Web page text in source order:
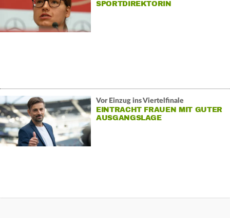
SPORTDIREKTORIN
Vor Einzug ins Viertelfinale
EINTRACHT FRAUEN MIT GUTER
AUSGANGSLAGE